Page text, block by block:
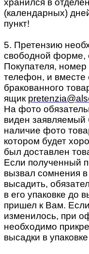
хранился в
(календарных)
пункт!
5. Претензию
свободной форме,
Покупателя, номер
телефон, и
бракованного
ящик
На фото
виден заявляемый
наличие фото
котором будет
был доставлен
Если полученный
вызвал сомнения
высадить,
в его упаковке до
пришел к Вам.
изменилось, при
необходимо
высадки в